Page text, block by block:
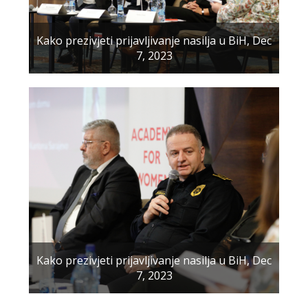
Kako prezivjeti prijavljivanje nasilja u BiH, Dec
7, 2023
Kako prezivjeti prijavljivanje nasilja u BiH, Dec
7, 2023